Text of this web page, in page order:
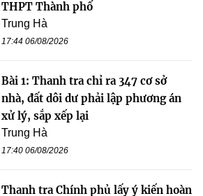
THPT Thành phố
Trung Hà
17:44 06/08/2026
Bài 1: Thanh tra chỉ ra 347 cơ sở
nhà, đất dôi dư phải lập phương án
xử lý, sắp xếp lại
Trung Hà
17:40 06/08/2026
Thanh tra Chính phủ lấy ý kiến hoàn